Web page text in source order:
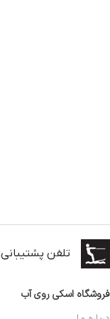
تلفن پشتیبانی:
فروشگاه اسکی روی آب